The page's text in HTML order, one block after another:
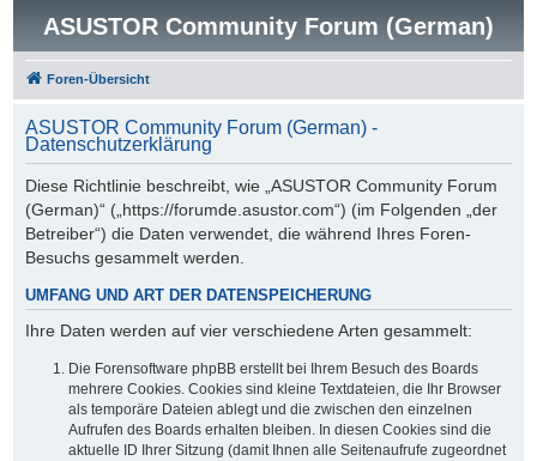
ASUSTOR Community Forum (German)
Foren-Übersicht
ASUSTOR Community Forum (German) -
Datenschutzerklärung
Diese Richtlinie beschreibt, wie „ASUSTOR Community Forum
(German)“ („https://forumde.asustor.com“) (im Folgenden „der
Betreiber“) die Daten verwendet, die während Ihres Foren-
Besuchs gesammelt werden.
UMFANG UND ART DER DATENSPEICHERUNG
Ihre Daten werden auf vier verschiedene Arten gesammelt:
Die Forensoftware phpBB erstellt bei Ihrem Besuch des Boards
mehrere Cookies. Cookies sind kleine Textdateien, die Ihr Browser
als temporäre Dateien ablegt und die zwischen den einzelnen
Aufrufen des Boards erhalten bleiben. In diesen Cookies sind die
aktuelle ID Ihrer Sitzung (damit Ihnen alle Seitenaufrufe zugeordnet